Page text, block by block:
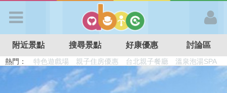
APP登入
首 頁
附近景點 搜尋景點 好康優惠 討論區
熱門： 溜滑梯民宿 觀光工廠 DIY摘果
日本親子景點
特色遊戲場
親子住房優惠 台北親子餐廳 溫泉泡湯SPA